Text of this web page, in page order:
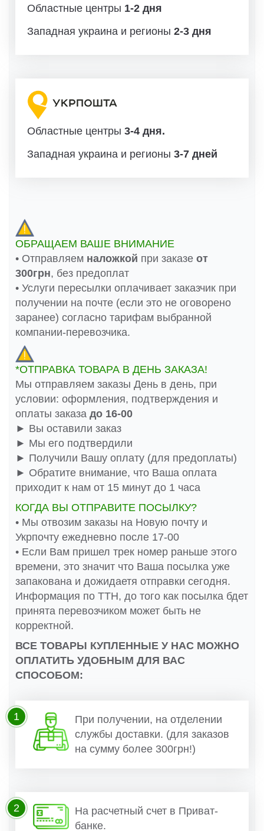
Областные центры 1-2 дня
Западная украина и регионы 2-3 дня
Областные центры 3-4 дня.
Западная украина и регионы 3-7 дней
ОБРАЩАЕМ ВАШЕ ВНИМАНИЕ
• Отправляем наложкой при заказе от
300грн, без предоплат
• Услуги пересылки оплачивает заказчик при
получении на почте (если это не оговорено
заранее) согласно тарифам выбранной
компании-перевозчика.
*ОТПРАВКА ТОВАРА В ДЕНЬ ЗАКАЗА!
Мы отправляем заказы День в день, при
условии: оформления, подтверждения и
оплаты заказа до 16-00
► Вы оставили заказ
► Мы его подтвердили
► Получили Вашу оплату (для предоплаты)
► Обратите внимание, что Ваша оплата
приходит к нам от 15 минут до 1 часа
КОГДА ВЫ ОТПРАВИТЕ ПОСЫЛКУ?
• Мы отвозим заказы на Новую почту и
Укрпочту ежедневно после 17-00
• Если Вам пришел трек номер раньше этого
времени, это значит что Ваша посылка уже
запакована и дожидаетя отправки сегодня.
Информация по ТТН, до того как посылка бдет
принята перевозчиком может быть не
корректной.
ВСЕ ТОВАРЫ КУПЛЕННЫЕ У НАС МОЖНО
ОПЛАТИТЬ УДОБНЫМ ДЛЯ ВАС
СПОСОБОМ:
При получении, на отделении
службы доставки. (для заказов
на сумму более 300грн!)
1
На расчетный счет в Приват-
банке.
2